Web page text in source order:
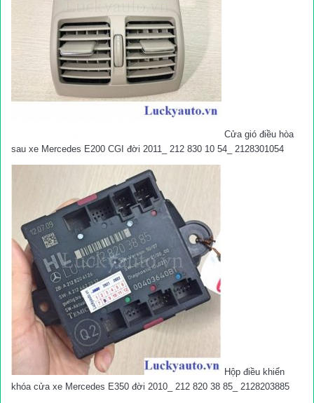
Cửa gió điều hòa
sau xe Mercedes E200 CGI đời 2011_ 212 830 10 54_ 2128301054
Hộp điều khiển
khóa cửa xe Mercedes E350 đời 2010_ 212 820 38 85_ 2128203885